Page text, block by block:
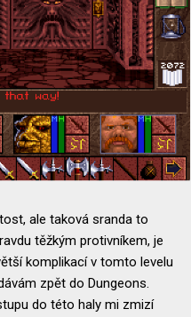
ale taková sranda to
těžkým protivníkem, je
komplikací v tomto levelu
zpět do Dungeons.
do této haly mi zmizí